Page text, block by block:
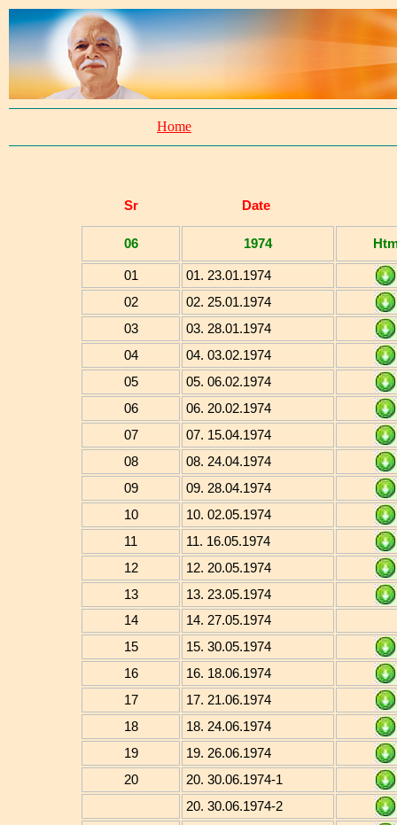
Home
Sr Date
06 1974
01
01. 23.01.1974
02
02. 25.01.1974
03
03. 28.01.1974
04
04. 03.02.1974
05
05. 06.02.1974
06
06. 20.02.1974
07
07. 15.04.1974
08
08. 24.04.1974
09
09. 28.04.1974
10
10. 02.05.1974
11
11. 16.05.1974
12
12. 20.05.1974
13
13. 23.05.1974
14
14. 27.05.1974
15
15. 30.05.1974
16
16. 18.06.1974
17
17. 21.06.1974
18
18. 24.06.1974
19
19. 26.06.1974
20
20. 30.06.1974-1
20. 30.06.1974-2